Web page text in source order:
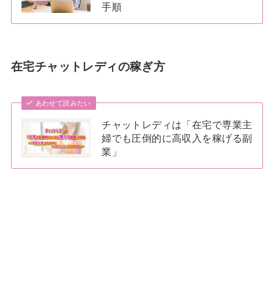
手順
在宅チャットレディの稼ぎ方
あわせて読みたい
チャットレディは「在宅で専業主
婦でも圧倒的に高収入を稼げる副
業」